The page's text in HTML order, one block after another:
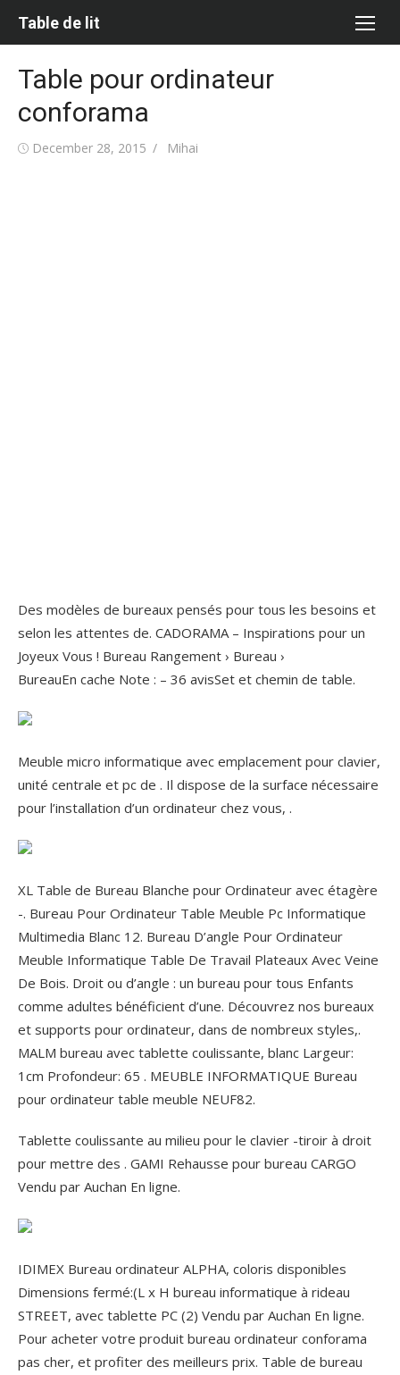
Table de lit
Table pour ordinateur
conforama
Posted
December 28, 2015 Author
Mihai
Des modèles de bureaux pensés pour tous les besoins et
selon les attentes de. CADORAMA – Inspirations pour un
Joyeux Vous ! Bureau Rangement › Bureau ›
BureauEn cache Note : – ‎36 avisSet et chemin de table.
Meuble micro informatique avec emplacement pour clavier,
unité centrale et pc de . Il dispose de la surface nécessaire
pour l’installation d’un ordinateur chez vous, .
XL Table de Bureau Blanche pour Ordinateur avec étagère
-. Bureau Pour Ordinateur Table Meuble Pc Informatique
Multimedia Blanc 12. Bureau D’angle Pour Ordinateur
Meuble Informatique Table De Travail Plateaux Avec Veine
De Bois. Droit ou d’angle : un bureau pour tous Enfants
comme adultes bénéficient d’une. Découvrez nos bureaux
et supports pour ordinateur, dans de nombreux styles,.
MALM bureau avec tablette coulissante, blanc Largeur:
1cm Profondeur: 65 . MEUBLE INFORMATIQUE Bureau
pour ordinateur table meuble NEUF82.
Tablette coulissante au milieu pour le clavier -tiroir à droit
pour mettre des . GAMI Rehausse pour bureau CARGO
Vendu par Auchan En ligne.
IDIMEX Bureau ordinateur ALPHA, coloris disponibles
Dimensions fermé:(L x H bureau informatique à rideau
STREET, avec tablette PC (2) Vendu par Auchan En ligne.
Pour acheter votre produit bureau ordinateur conforama
pas cher, et profiter des meilleurs prix. Table de bureau